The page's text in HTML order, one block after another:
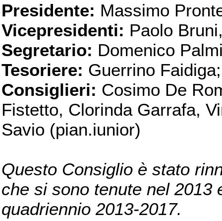
Presidente: Massimo
Vicepresidenti: Paolo
Segretario: Domenico
Tesoriere: Guerrino Faidiga;
Consiglieri: Cosimo De
Fistetto, Clorinda Garrafa,
Savio (pian.iunior)
Questo Consiglio è stato
che si sono tenute nel 2013
quadriennio 2013-2017.